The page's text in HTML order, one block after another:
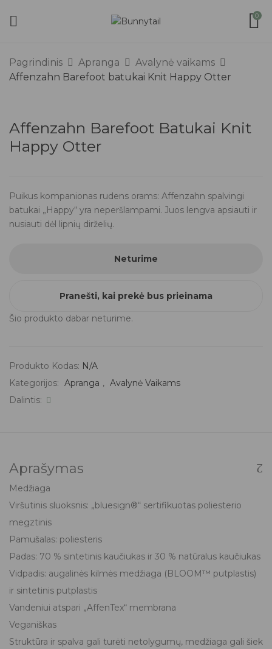
0
Pagrindinis Apranga
Avalynė vaikams
Affenzahn Barefoot batukai Knit Happy Otter
Affenzahn Barefoot Batukai Knit
Happy Otter
Puikus kompanionas rudens orams: Affenzahn spalvingi
batukai „Happy“ yra neperšlampami. Juos lengva apsiauti ir
nusiauti dėl lipnių dirželių.
Neturime
Pranešti, kai prekė bus prieinama
Šio produkto dabar neturime.
Produkto Kodas: N/A
Kategorijos: Apranga , Avalynė Vaikams
Dalintis:
Aprašymas
Medžiaga
Viršutinis sluoksnis: „bluesign®“ sertifikuotas poliesterio
megztinis
Pamušalas: poliesteris
Padas: 70 % sintetinis kaučiukas ir 30 % natūralus kaučiukas
Vidpadis: augalinės kilmės medžiaga (BLOOM™ putplastis)
ir sintetinis putplastis
Vandeniui atspari „AffenTex“ membrana
Veganiškas
Struktūra ir spalva gali turėti netolygumų, medžiaga gali šiek